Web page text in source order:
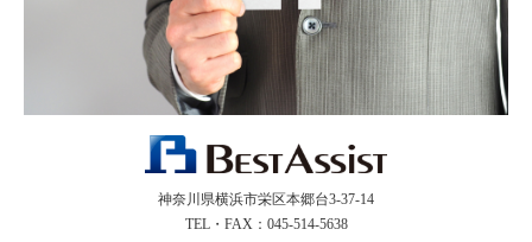
神奈川県横浜市栄区本郷台3-37-14
TEL・FAX：045-514-5638